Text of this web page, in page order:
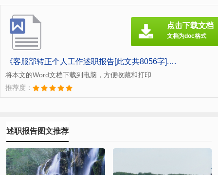
《客服部转正个人工作述职报告[此文共8056字].doc》
将本文的Word文档下载到电脑，方便收藏和打印
推荐度：
点击下载文档
文档为doc格式
述职报告图文推荐